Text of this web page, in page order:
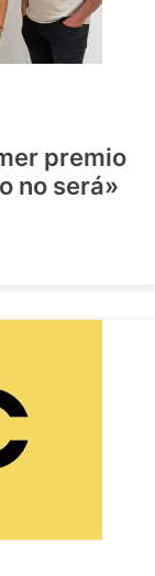
premio
no será»